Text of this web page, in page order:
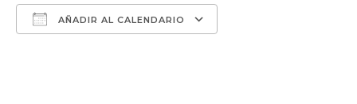
AÑADIR AL CALENDARIO